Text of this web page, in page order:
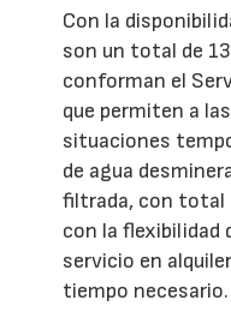
Con la
son un total de
conforman el
que permiten a
situaciones
de agua
filtrada, con total
con la flexibilidad
servicio en
tiempo necesario.